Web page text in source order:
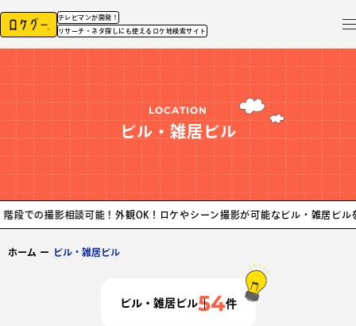
テレビマンが開発！
リサーチ・ネタ探しにも使えるロケ地検索サイト
LOCATION
ビル・雑居ビル
相談可能！外観OK！ロケやシーン撮影が可能なビル・雑居ビルを紹介。共用
ホーム ー ビル・雑居ビル
ビル・雑居ビル54件